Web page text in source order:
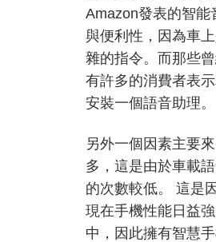
Amazon發表的智能
與便利性，因為車
雜的指令。而那些
有許多的消費者表
安裝一個語音助理。
另外一個因素主要
多，這是由於車載
的次數較低。 這是
現在手機性能日益
中，因此擁有智慧